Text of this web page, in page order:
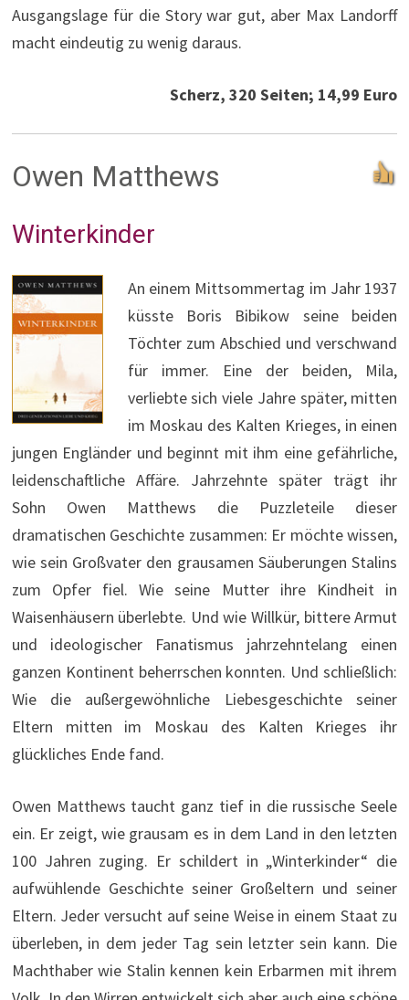
Ausgangslage für die Story war gut, aber Max Landorff
macht eindeutig zu wenig daraus.
Scherz, 320 Seiten; 14,99 Euro
Owen Matthews
Winterkinder
An einem Mittsommertag im Jahr 1937
küsste Boris Bibikow seine beiden
Töchter zum Abschied und verschwand
für immer. Eine der beiden, Mila,
verliebte sich viele Jahre später, mitten
im Moskau des Kalten Krieges, in einen
jungen Engländer und beginnt mit ihm eine gefährliche,
leidenschaftliche Affäre. Jahrzehnte später trägt ihr
Sohn Owen Matthews die Puzzleteile dieser
dramatischen Geschichte zusammen: Er möchte wissen,
wie sein Großvater den grausamen Säuberungen Stalins
zum Opfer fiel. Wie seine Mutter ihre Kindheit in
Waisenhäusern überlebte. Und wie Willkür, bittere Armut
und ideologischer Fanatismus jahrzehntelang einen
ganzen Kontinent beherrschen konnten. Und schließlich:
Wie die außergewöhnliche Liebesgeschichte seiner
Eltern mitten im Moskau des Kalten Krieges ihr
glückliches Ende fand.
Owen Matthews taucht ganz tief in die russische Seele
ein. Er zeigt, wie grausam es in dem Land in den letzten
100 Jahren zuging. Er schildert in „Winterkinder“ die
aufwühlende Geschichte seiner Großeltern und seiner
Eltern. Jeder versucht auf seine Weise in einem Staat zu
überleben, in dem jeder Tag sein letzter sein kann. Die
Machthaber wie Stalin kennen kein Erbarmen mit ihrem